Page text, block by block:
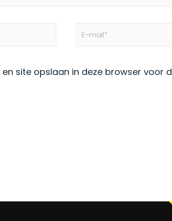
site opslaan in deze browser voor